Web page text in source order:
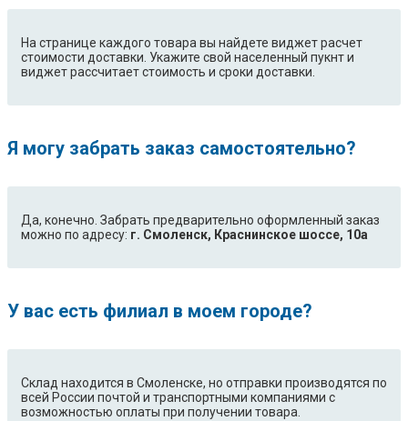
На странице каждого товара вы найдете виджет расчет
стоимости доставки. Укажите свой населенный пукнт и
виджет рассчитает стоимость и сроки доставки.
Я могу забрать заказ самостоятельно?
Да, конечно. Забрать предварительно оформленный заказ
можно по адресу: г. Смоленск, Краснинское шоссе, 10а
У вас есть филиал в моем городе?
Склад находится в Смоленске, но отправки производятся по
всей России почтой и транспортными компаниями с
возможностью оплаты при получении товара.